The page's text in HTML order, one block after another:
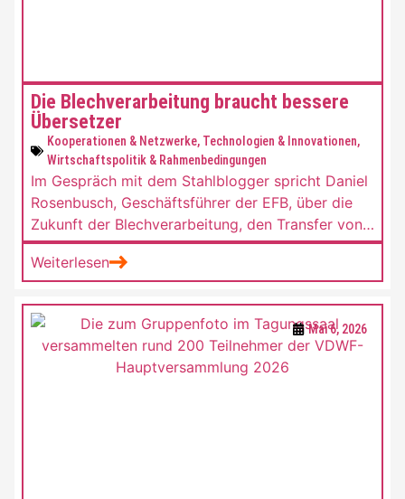
Die Blechverarbeitung braucht bessere
Übersetzer
Kooperationen & Netzwerke, Technologien & Innovationen,
Wirtschaftspolitik & Rahmenbedingungen
Im Gespräch mit dem Stahlblogger spricht Daniel
Rosenbusch, Geschäftsführer der EFB, über die
Zukunft der Blechverarbeitung, den Transfer von
Forschung in die industrielle Praxis, Künstliche
Intelligenz, Werkstoffe, Fachkräfte und die
Deutschland.
Weiterlesen
Mai 6, 2026